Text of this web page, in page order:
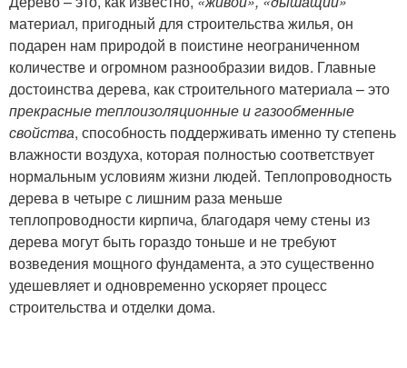
материал, пригодный для строительства жилья, он
подарен нам природой в поистине неограниченном
количестве и огромном разнообразии видов. Главные
достоинства дерева, как строительного материала – это
прекрасные теплоизоляционные и газообменные
свойства, способность поддерживать именно ту степень
влажности воздуха, которая полностью соответствует
нормальным условиям жизни людей. Теплопроводность
дерева в четыре с лишним раза меньше
теплопроводности кирпича, благодаря чему стены из
дерева могут быть гораздо тоньше и не требуют
возведения мощного фундамента, а это существенно
удешевляет и одновременно ускоряет процесс
строительства и отделки дома.